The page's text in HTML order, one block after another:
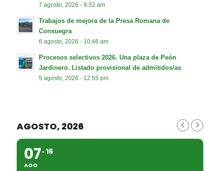
7 agosto, 2026 - 9:32 am
Trabajos de mejora de la Presa Romana de
Consuegra
6 agosto, 2026 - 10:46 am
Procesos selectivos 2026. Una plaza de Peón
Jardinero. Listado provisional de admitidos/as
5 agosto, 2026 - 12:55 pm
AGOSTO, 2026
07
AGO
16